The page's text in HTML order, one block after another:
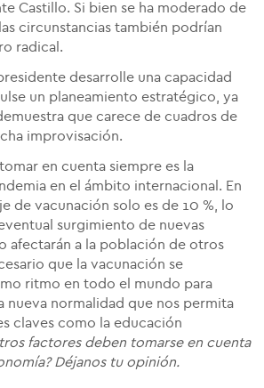
Castillo. Si bien se ha moderado de
circunstancias también podrían
radical.
desarrolle una capacidad
un planeamiento estratégico, ya
que carece de cuadros de
improvisación.
en cuenta siempre es la
en el ámbito internacional. En
de vacunación solo es de 10 %, lo
surgimiento de nuevas
afectarán a la población de otros
que la vacunación se
ritmo en todo el mundo para
nueva normalidad que nos permita
claves como la educación
factores deben tomarse en cuenta
Déjanos tu opinión.